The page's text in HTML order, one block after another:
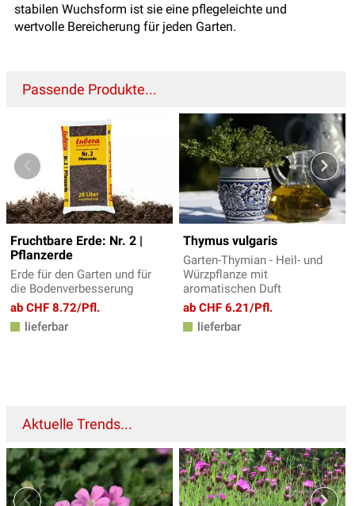
stabilen Wuchsform ist sie eine pflegeleichte und
wertvolle Bereicherung für jeden Garten.
Passende Produkte...
Fruchtbare Erde: Nr. 2 |
Pflanzerde
Erde für den Garten und für
die Bodenverbesserung
ab CHF 8.72/Pfl.
lieferbar
Thymus vulgaris
Garten-Thymian - Heil- und
Würzpflanze mit
aromatischen Duft
ab CHF 6.21/Pfl.
lieferbar
Aktuelle Trends...